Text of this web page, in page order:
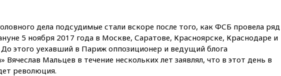
анонсировал скорое
соглашение о прекращении
огня США и Ирана
вчера, 22:15 Три человека
дела подсудимые стали вскоре после того, как ФСБ провела ряд
5 ноября 2017 года в Москве, Саратове, Красноярске, Краснодаре и
До этого уехавший в Париж оппозиционер и ведущий блога
Вячеслав Мальцев в течение нескольких лет заявлял, что в этот день в
революция.